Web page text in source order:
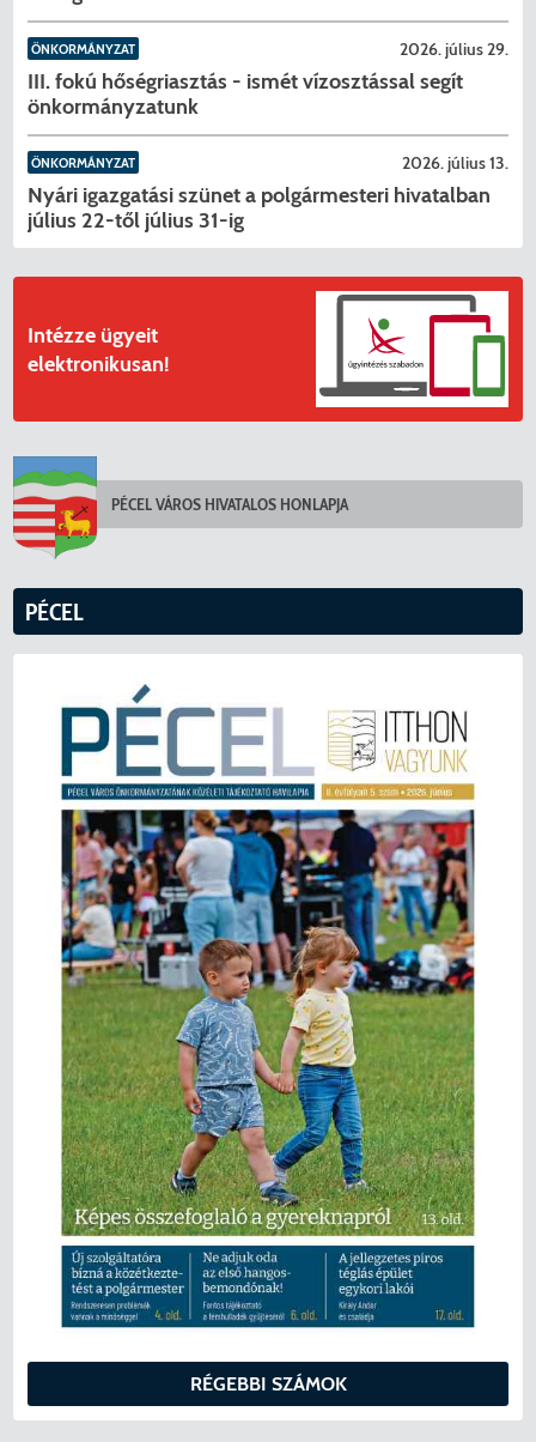
ÖNKORMÁNYZAT 2026. július 29.
III. fokú hőségriasztás - ismét vízosztással segít
önkormányzatunk
ÖNKORMÁNYZAT 2026. július 13.
Nyári igazgatási szünet a polgármesteri hivatalban
július 22-től július 31-ig
Intézze ügyeit
elektronikusan!
PÉCEL VÁROS HIVATALOS HONLAPJA
PÉCEL
RÉGEBBI SZÁMOK